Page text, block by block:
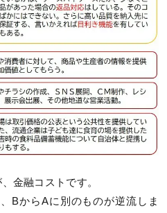
金融コストです。
BからAに別のものが逆流しま